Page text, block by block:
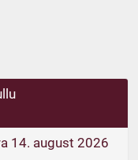
14. august 2026